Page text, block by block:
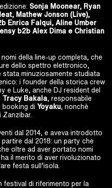
Sonja Moonear, Ryan
Mathew Jonson (Live),
Enrica Falqui, Aline Umber
b2b Alex Dima e Christian
della line-up completa, che
dello spettro elettronico,
stata minuziosamente studiata
i founder della storica crew
e Luke, anche DJ resident del
Tracy Bakala, responsabile
booking di Yoyaku, nonchè
Zanzibar.
dal 2014, e aveva introdotto
dal 2018: un party che
oltre ad aver portato nomi
il merito di aver rivoluzionato
festa sull’isola.
festival di riferimento per la